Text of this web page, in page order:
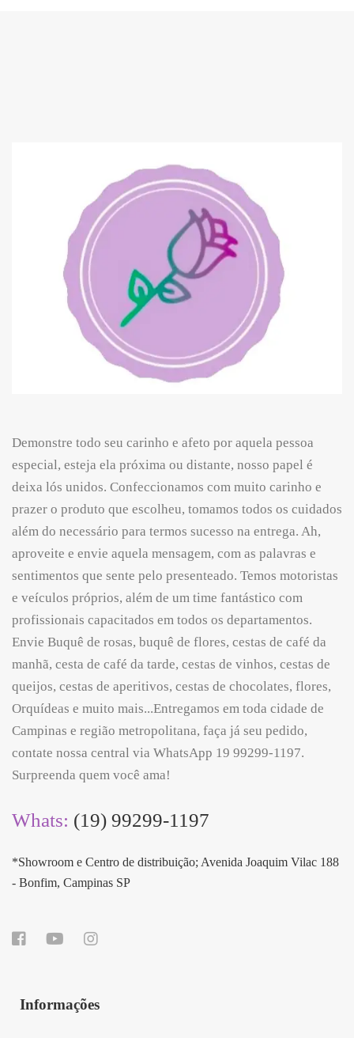
Demonstre todo seu carinho e afeto por aquela pessoa
especial, esteja ela próxima ou distante, nosso papel é
deixa lós unidos. Confeccionamos com muito carinho e
prazer o produto que escolheu, tomamos todos os cuidados
além do necessário para termos sucesso na entrega. Ah,
aproveite e envie aquela mensagem, com as palavras e
sentimentos que sente pelo presenteado. Temos motoristas
e veículos próprios, além de um time fantástico com
profissionais capacitados em todos os departamentos.
Envie Buquê de rosas, buquê de flores, cestas de café da
manhã, cesta de café da tarde, cestas de vinhos, cestas de
queijos, cestas de aperitivos, cestas de chocolates, flores,
Orquídeas e muito mais...Entregamos em toda cidade de
Campinas e região metropolitana, faça já seu pedido,
contate nossa central via WhatsApp 19 99299-1197.
Surpreenda quem você ama!
Whats: (19) 99299-1197
*Showroom e Centro de distribuição; Avenida Joaquim Vilac 188
- Bonfim, Campinas SP
Informações